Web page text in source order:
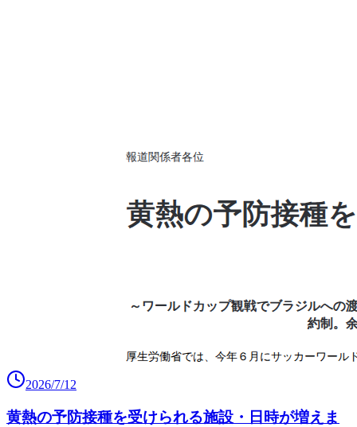
2026/7/12
黄熱の予防接種を受けられる施設・日時が増えま